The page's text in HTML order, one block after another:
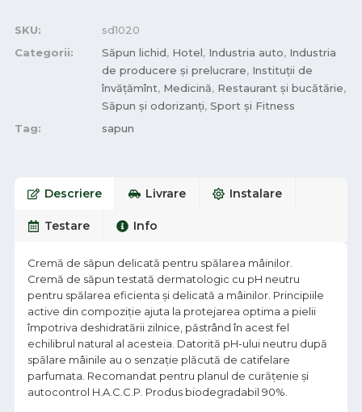
SKU:
sd1020
Categorii:
Săpun lichid, Hotel, Industria auto, Industria
de producere și prelucrare, Instituții de
învățămînt, Medicină, Restaurant și bucătărie,
Săpun și odorizanți, Sport și Fitness
Tag:
sapun
Descriere Livrare Instalare
Testare Info
Cremă de săpun delicată pentru spălarea mâinilor.
Cremă de săpun testată dermatologic cu pH neutru
pentru spălarea eficienta și delicată a mâinilor. Principiile
active din compoziție ajuta la protejarea optima a pielii
împotriva deshidratării zilnice, păstrând în acest fel
echilibrul natural al acesteia. Datorită pH-ului neutru după
spălare mâinile au o senzaţie plăcută de catifelare
parfumata. Recomandat pentru planul de curăţenie şi
autocontrol H.A.C.C.P. Produs biodegradabil 90%.